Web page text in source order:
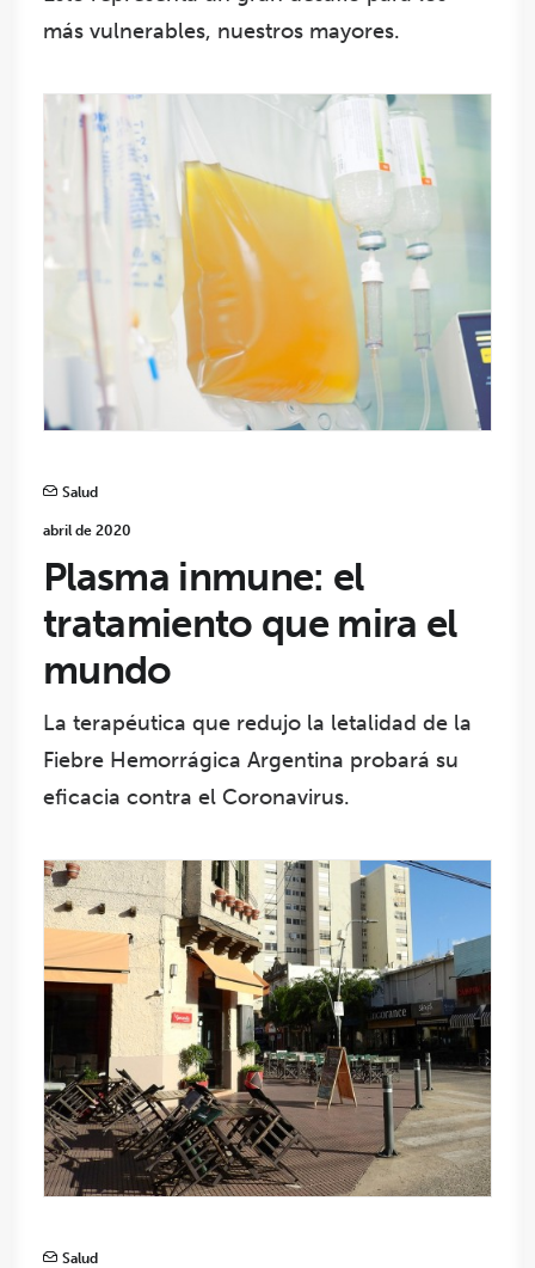
más vulnerables, nuestros mayores.
Salud
abril de 2020
Plasma inmune: el
tratamiento que mira el
mundo
La terapéutica que redujo la letalidad de la
Fiebre Hemorrágica Argentina probará su
eficacia contra el Coronavirus.
Salud